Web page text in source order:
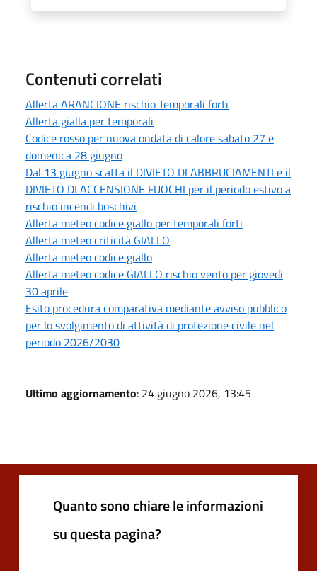
Contenuti correlati
Allerta ARANCIONE rischio Temporali forti
Allerta gialla per temporali
Codice rosso per nuova ondata di calore sabato 27 e
domenica 28 giugno
Dal 13 giugno scatta il DIVIETO DI ABBRUCIAMENTI e il
DIVIETO DI ACCENSIONE FUOCHI per il periodo estivo a
rischio incendi boschivi
Allerta meteo codice giallo per temporali forti
Allerta meteo criticità GIALLO
Allerta meteo codice giallo
Allerta meteo codice GIALLO rischio vento per giovedì
30 aprile
Esito procedura comparativa mediante avviso pubblico
per lo svolgimento di attività di protezione civile nel
periodo 2026/2030
Ultimo aggiornamento: 24 giugno 2026, 13:45
Quanto sono chiare le informazioni
su questa pagina?